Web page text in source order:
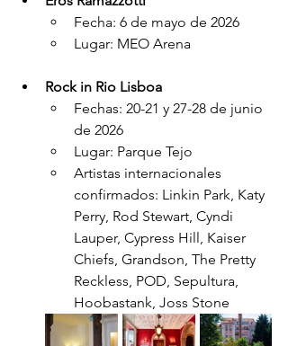
Fecha: 6 de mayo de 2026
Lugar: MEO Arena
Rock in Rio Lisboa
Fechas: 20-21 y 27-28 de junio
de 2026
Lugar: Parque Tejo
Artistas internacionales
confirmados: Linkin Park, Katy
Perry, Rod Stewart, Cyndi
Lauper, Cypress Hill, Kaiser
Chiefs, Grandson, The Pretty
Reckless, POD, Sepultura,
Hoobastank, Joss Stone